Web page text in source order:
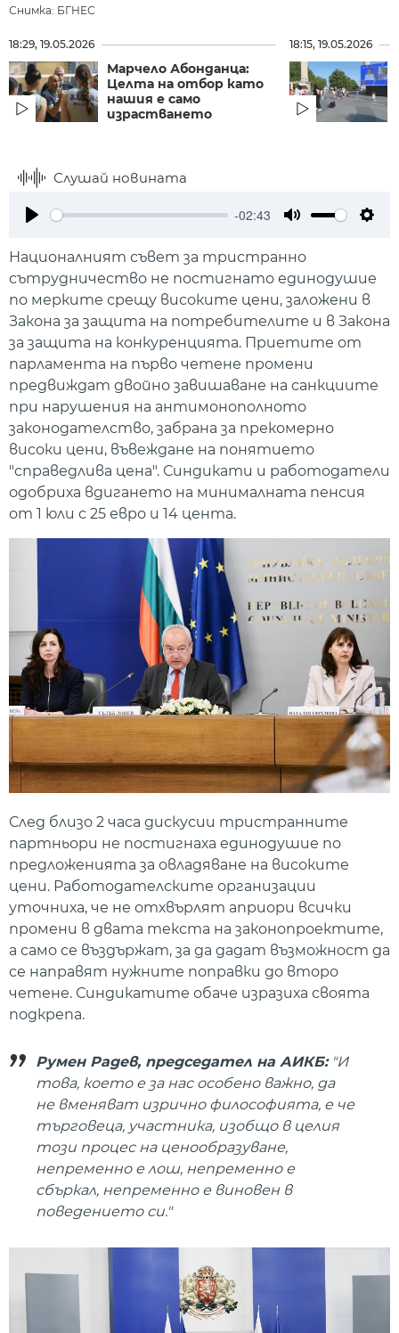
Снимка: БГНЕС
18:29, 19.05.2026
Марчело Абонданца:
Целта на отбор като
нашия е само
израстването
18:15, 19.05.2026
Слушай новината
-02:43
Националният съвет за тристранно
сътрудничество не постигнато единодушие
по мерките срещу високите цени, заложени в
Закона за защита на потребителите и в Закона
за защита на конкуренцията. Приетите от
парламента на първо четене промени
предвиждат двойно завишаване на санкциите
при нарушения на антимонополното
законодателство, забрана за прекомерно
високи цени, въвеждане на понятието
"справедлива цена". Синдикати и работодатели
одобриха вдигането на минималната пенсия
от 1 юли с 25 евро и 14 цента.
След близо 2 часа дискусии тристранните
партньори не постигнаха единодушие по
предложенията за овладяване на високите
цени. Работодателските организации
уточниха, че не отхвърлят априори всички
промени в двата текста на законопроектите,
а само се въздържат, за да дадат възможност да
се направят нужните поправки до второ
четене. Синдикатите обаче изразиха своята
подкрепа.
Румен Радев, председател на АИКБ:"И
това, което е за нас особено важно, да
не вменяват изрично философията, е че
търговеца, участника, изобщо в целия
този процес на ценообразуване,
непременно е лош, непременно е
сбъркал, непременно е виновен в
поведението си."